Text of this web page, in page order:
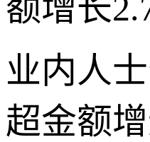
额增长
业内人
超金额